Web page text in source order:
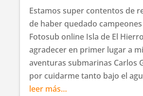
Estamos super contentos de
de haber quedado
Fotosub online Isla de El
agradecer en primer lugar a
aventuras submarinas Carlos
por cuidarme tanto bajo el
leer más…